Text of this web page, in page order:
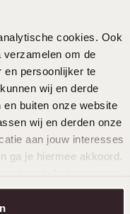
cookies. Ook
om de
en persoonlijker te
wij en derde
en buiten onze website
wij en derden onze
aan jouw interesses
ga je hiermee akkoord.